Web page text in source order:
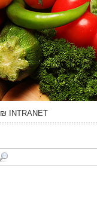
₪ INTRANET